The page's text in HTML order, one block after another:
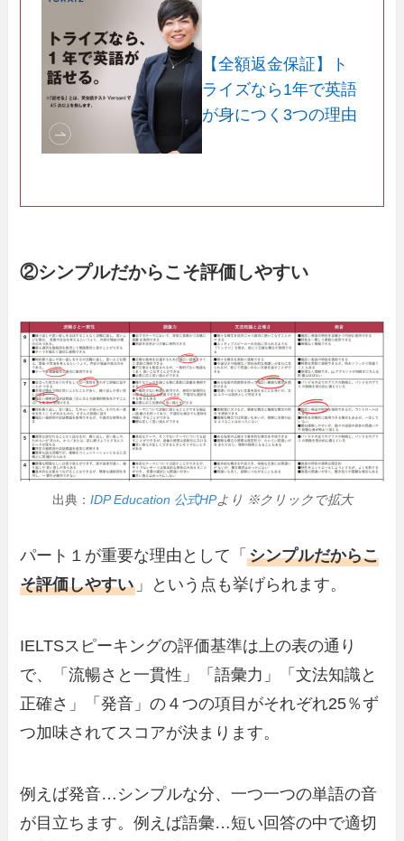
【全額返金保証】ト
ライズなら1年で英語
が身につく3つの理由
②シンプルだからこそ評価しやすい
出典： IDP Education 公式HPより ※クリックで拡大
パート１が重要な理由として「シンプルだからこ
そ評価しやすい 」という点も挙げられます。
IELTSスピーキングの評価基準は上の表の通り
で、「流暢さと一貫性」「語彙力」「文法知識と
正確さ」「発音」の４つの項目がそれぞれ25％ず
つ加味されてスコアが決まります。
例えば発音…シンプルな分、一つ一つの単語の音
が目立ちます。例えば語彙…短い回答の中で適切